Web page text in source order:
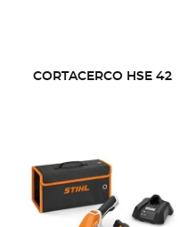
CORTACERCO HSE 42